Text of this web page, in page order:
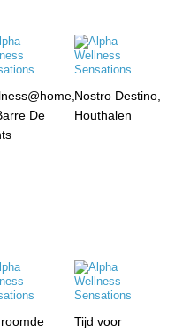
De
Nostro Destino,
Houthalen
Tijd voor